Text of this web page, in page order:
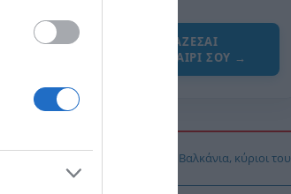
ΌΣΑ ΧΡΕΙΆΖΕΣΑΙ
ΓΙΑ ΤΟ ΚΑΛΟΚΑΊΡΙ ΣΟΥ →
Ορθόδοξοι υπάρχουν και στα Βαλκάνια, κύριοι του